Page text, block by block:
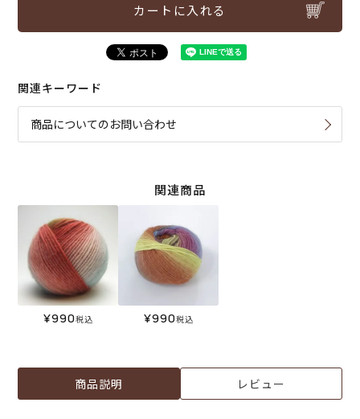
カートに入れる
関連キーワード
商品についてのお問い合わせ
関連商品
¥990税込 ¥990税込
商品説明 レビュー